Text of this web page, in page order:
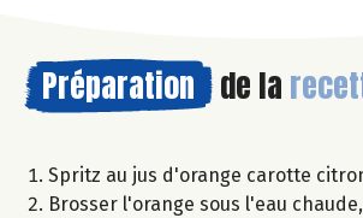
Préparation de la
Spritz au jus d'orange carotte
Brosser l'orange sous l'eau